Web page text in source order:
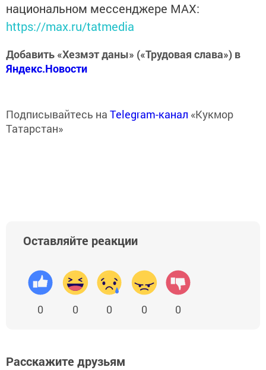
национальном мессенджере MАХ:
https://max.ru/tatmedia
Добавить «Хезмэт даны» («Трудовая слава») в
Яндекс.Новости
Подписывайтесь на Telegram-канал «Кукмор
Татарстан»
Оставляйте реакции
0 0 0 0 0
Расскажите друзьям